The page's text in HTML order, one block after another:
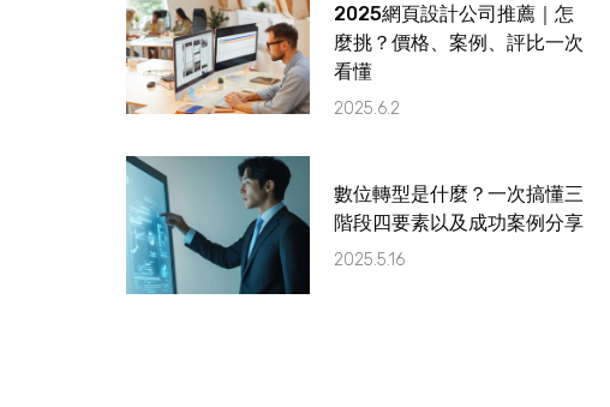
2025網頁設計公司推薦｜怎
麼挑？價格、案例、評比一次
看懂
2025.6.2
數位轉型是什麼？一次搞懂三
階段四要素以及成功案例分享
2025.5.16